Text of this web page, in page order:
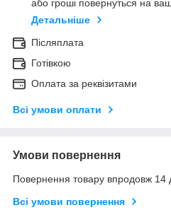
або гроші повернуться на
Детальніше
Післяплата
Готівкою
Оплата за реквізитами
Всі умови оплати
Умови повернення
Повернення товару впродовж 14
Всі умови повернення